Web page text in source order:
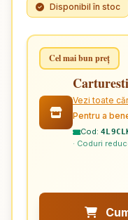
Disponibil în stoc
Cel mai bun preț
Carturesti
Vezi toate
Pentru a
Cod:
· Coduri